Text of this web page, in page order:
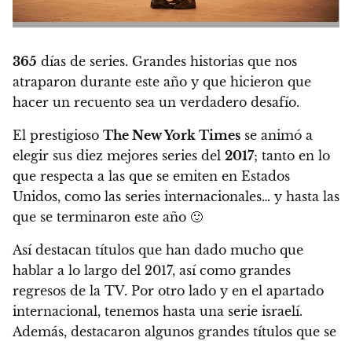
365 días de series. Grandes historias que nos
atraparon durante este año y que hicieron que
hacer un recuento sea un verdadero desafío.
El prestigioso The New York Times se animó a
elegir sus diez mejores series del 2017; tanto en lo
que respecta a las que se emiten en Estados
Unidos, como las series internacionales… y hasta las
que se terminaron este año 🙂
Así destacan títulos que han dado mucho que
hablar a lo largo del 2017, así como grandes
regresos de la TV. Por otro lado y en el apartado
internacional, tenemos hasta una serie israelí.
Además, destacaron algunos grandes títulos que se